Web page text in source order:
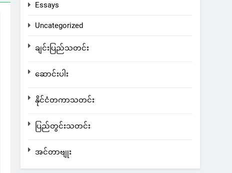
Essays
Uncategorized
ချင်းပြည်သတင်း
ဆောင်းပါး
နိုင်ငံတကာသတင်း
ပြည်တွင်းသတင်း
အင်တာဗျုး